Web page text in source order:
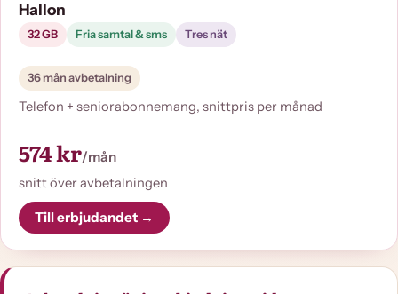
Hallon
32 GB Fria samtal & sms Tres nät
36 mån avbetalning
Telefon + seniorabonnemang, snittpris per månad
574 kr/mån
snitt över avbetalningen
Till erbjudandet →